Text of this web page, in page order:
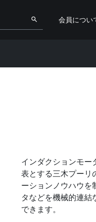
検索
会員につい
インダクションモー
表とする三木プーリ
ーションノウハウを
タなどを機械的連結
できます。